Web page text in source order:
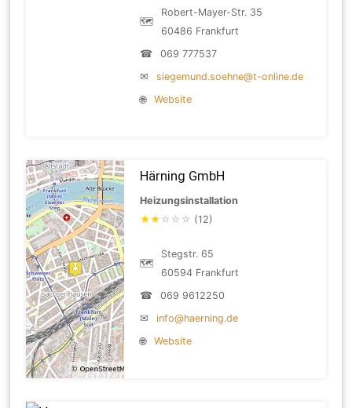
🗺
Robert-Mayer-Str. 35
60486 Frankfurt
☎
069 777537
✉
siegemund.soehne@t-online.de
🌐
Website
Härning GmbH
Heizungsinstallation
★★ ☆ ☆ ☆ (12)
🗺
Stegstr. 65
60594 Frankfurt
☎
069 9612250
✉
info@haerning.de
🌐
Website